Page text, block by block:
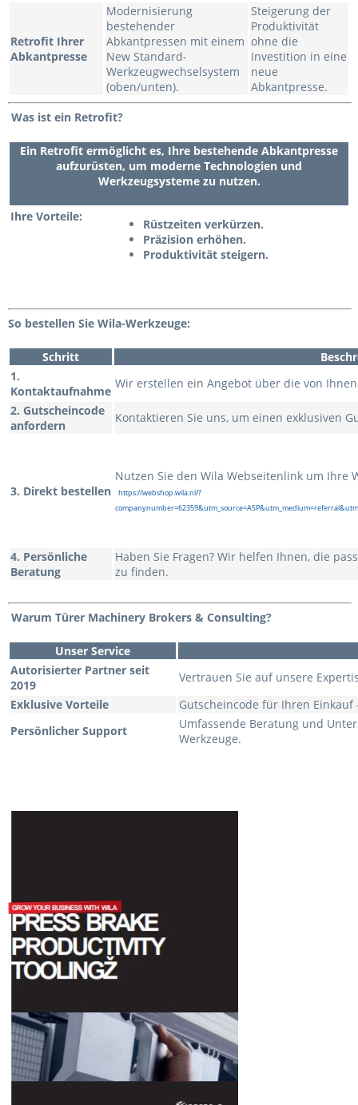
Retrofit Ihrer
Abkantpresse
Modernisierung
bestehender
Abkantpressen mit einem
New Standard-
Werkzeugwechselsystem
(oben/unten).
Steigerung der
Produktivität
ohne die
Investition in eine
neue
Abkantpresse.
Was ist ein Retrofit?
Ein Retrofit ermöglicht es, Ihre bestehende Abkantpresse
aufzurüsten, um moderne Technologien und
Werkzeugsysteme zu nutzen.
Ihre Vorteile:
Rüstzeiten verkürzen.
Präzision erhöhen.
Produktivität steigern.
So bestellen Sie Wila-Werkzeuge:
Schritt
1.
Kontaktaufnahme
Wir erstellen ein Angebot über die von
2. Gutscheincode
anfordern
Kontaktieren Sie uns, um einen exklusiven
3. Direkt bestellen
Nutzen Sie den Wila Webseitenlink um Ihre
https://webshop.wila.nl/?
4. Persönliche
Beratung
Haben Sie Fragen? Wir helfen Ihnen, die
zu finden.
Warum Türer Machinery Brokers & Consulting?
Unser Service
Autorisierter Partner seit
2019
Vertrauen Sie auf unsere
Exklusive Vorteile
Gutscheincode für Ihren
Persönlicher Support
Umfassende Beratung und
Werkzeuge.